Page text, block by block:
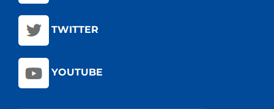
TWITTER
YOUTUBE